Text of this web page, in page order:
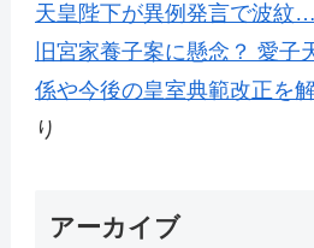
天皇陛下が異例発言で波紋
旧宮家養子案に懸念？ 愛子
係や今後の皇室典範改正を
り
アーカイブ